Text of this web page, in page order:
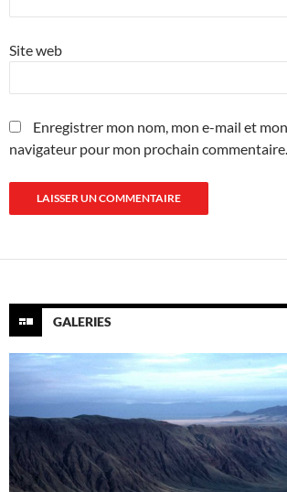
Site web
Enregistrer mon nom, mon e-mail et
navigateur pour mon prochain commentaire.
GALERIES